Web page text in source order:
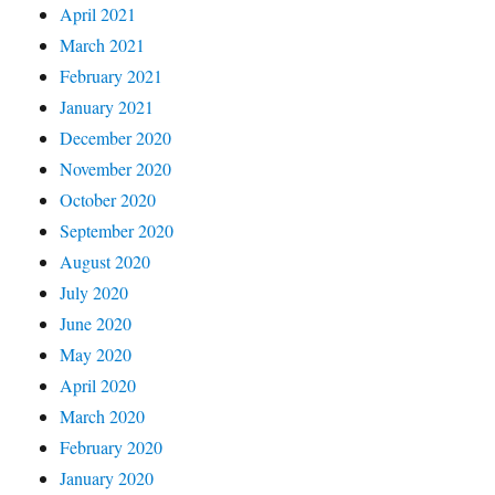
April 2021
March 2021
February 2021
January 2021
December 2020
November 2020
October 2020
September 2020
August 2020
July 2020
June 2020
May 2020
April 2020
March 2020
February 2020
January 2020